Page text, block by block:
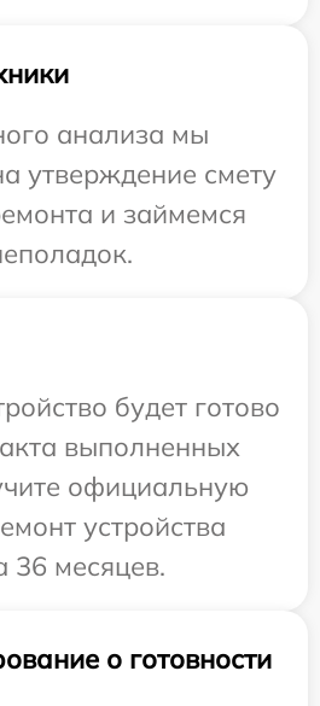
анализа мы
утверждение смету
и займемся
будет готово
выполненных
официальную
устройства
36 месяцев.
о готовности